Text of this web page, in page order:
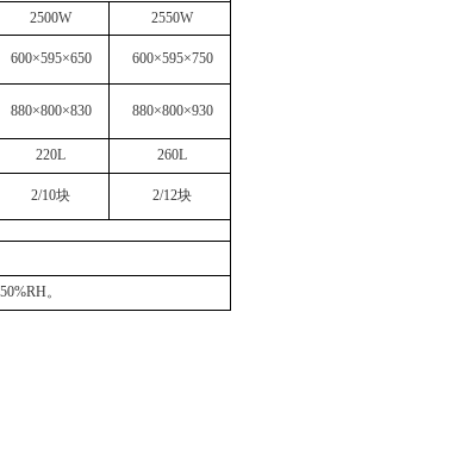
2500W
2550W
600×595×650 600×595×750
880×800×830 880×800×930
220L
260L
2/10块 2/12块
。